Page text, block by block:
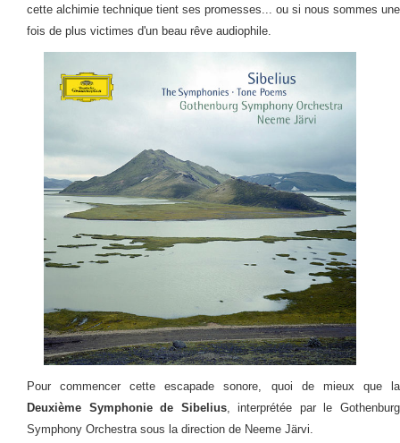
cette alchimie technique tient ses promesses... ou si nous sommes une
fois de plus victimes d'un beau rêve audiophile.
Pour commencer cette escapade sonore, quoi de mieux que la
Deuxième Symphonie de Sibelius, interprétée par le Gothenburg
Symphony Orchestra sous la direction de Neeme Järvi.